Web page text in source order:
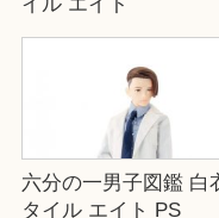
六分の一男子図鑑 白
タイル エイト PS